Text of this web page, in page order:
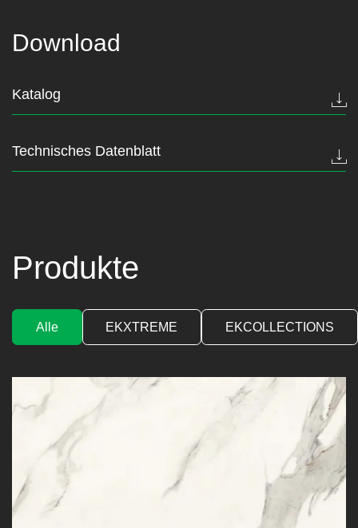
Download
Katalog
Technisches Datenblatt
Produkte
Alle EKXTREME EKCOLLECTIONS